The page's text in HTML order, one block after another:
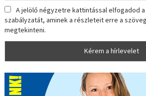
A jelölő négyzetre kattintással elfogadod
szabályzatát, aminek a részleteit erre a
megtekinteni.